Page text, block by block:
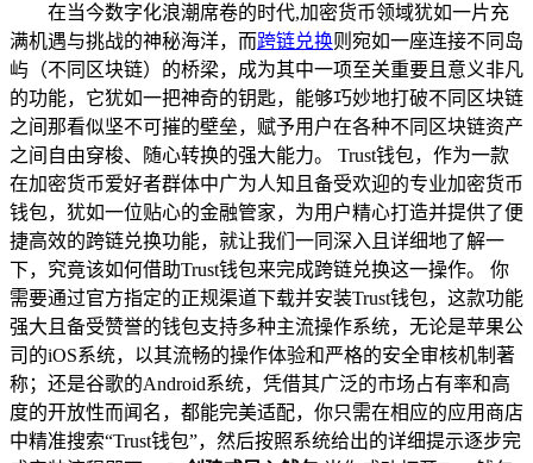
在当今数字化浪潮席卷的时代,加密货币领域犹如一片充
满机遇与挑战的神秘海洋，而跨链兑换则宛如一座连接不同岛
屿（不同区块链）的桥梁，成为其中一项至关重要且意义非凡
的功能，它犹如一把神奇的钥匙，能够巧妙地打破不同区块链
之间那看似坚不可摧的壁垒，赋予用户在各种不同区块链资产
之间自由穿梭、随心转换的强大能力。 Trust钱包，作为一款
在加密货币爱好者群体中广为人知且备受欢迎的专业加密货币
钱包，犹如一位贴心的金融管家，为用户精心打造并提供了便
捷高效的跨链兑换功能，就让我们一同深入且详细地了解一
下，究竟该如何借助Trust钱包来完成跨链兑换这一操作。 你
需要通过官方指定的正规渠道下载并安装Trust钱包，这款功能
强大且备受赞誉的钱包支持多种主流操作系统，无论是苹果公
司的iOS系统，以其流畅的操作体验和严格的安全审核机制著
称；还是谷歌的Android系统，凭借其广泛的市场占有率和高
度的开放性而闻名，都能完美适配，你只需在相应的应用商店
中精准搜索“Trust钱包”，然后按照系统给出的详细提示逐步完